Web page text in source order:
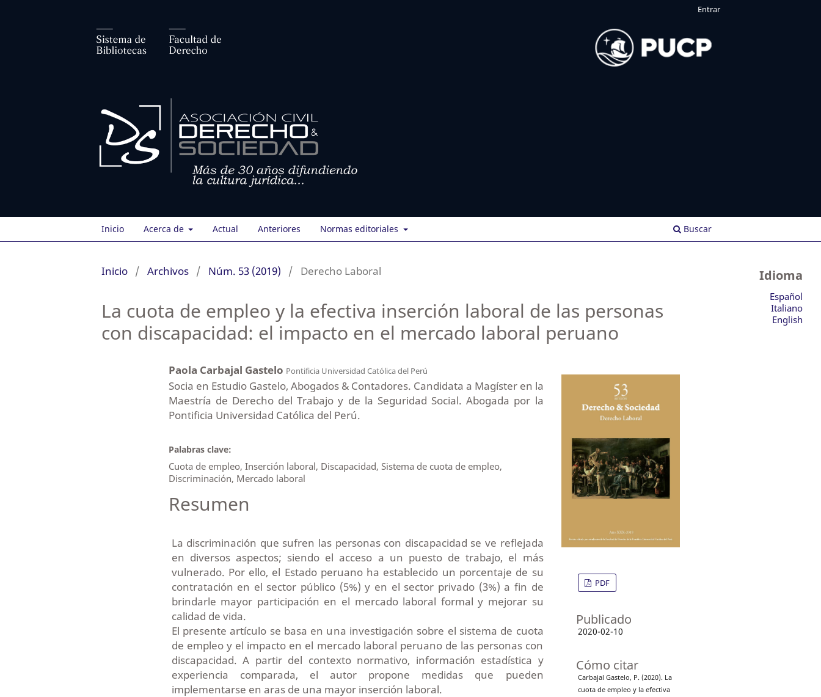
Inicio Acerca de Actual Anteriores Normas editoriales Buscar
Entrar
Inicio / Archivos / Núm. 53 (2019) / Derecho Laboral
La cuota de empleo y la efectiva inserción laboral de las personas
con discapacidad: el impacto en el mercado laboral peruano
Paola Carbajal Gastelo Pontificia Universidad Católica del Perú
Socia en Estudio Gastelo, Abogados & Contadores. Candidata a Magíster en la
Maestría de Derecho del Trabajo y de la Seguridad Social. Abogada por la
Pontificia Universidad Católica del Perú.
Palabras clave:
Cuota de empleo, Inserción laboral, Discapacidad, Sistema de cuota de empleo,
Discriminación, Mercado laboral
Resumen
La discriminación que sufren las personas con discapacidad se ve reflejada
en diversos aspectos; siendo el acceso a un puesto de trabajo, el más
vulnerado. Por ello, el Estado peruano ha establecido un porcentaje de su
contratación en el sector público (5%) y en el sector privado (3%) a fin de
brindarle mayor participación en el mercado laboral formal y mejorar su
calidad de vida.
El presente artículo se basa en una investigación sobre el sistema de cuota
de empleo y el impacto en el mercado laboral peruano de las personas con
discapacidad. A partir del contexto normativo, información estadística y
experiencia comparada, el autor propone medidas que pueden
implementarse en aras de una mayor inserción laboral.
PDF
Publicado
2020-02-10
Cómo citar
Carbajal Gastelo, P. (2020). La
cuota de empleo y la efectiva
Idioma
Español
Italiano
English